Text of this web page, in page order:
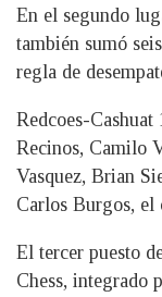
En el segundo
también sumó
regla de
Redcoes-
Recinos, Camilo
Vasquez, Brian
Carlos Burgos, el
El tercer puesto
Chess, integrado